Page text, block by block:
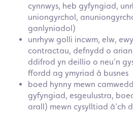
cynnwys, heb gyfyngiad,
uniongyrchol,
ganlyniadol)
unrhyw golli incwm, elw,
contractau, defnydd o
ddifrod yn deillio o neu’n
ffordd ag ymyriad â busnes
boed hynny mewn
gyfyngiad, esgeulustra,
arall) mewn cysylltiad â’ch